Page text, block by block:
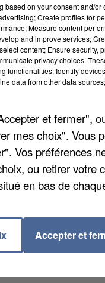
une cérémonie un
papiers
la Seine-et-Marne.
cet instant
based on your consent and/or
Create profiles for
Measure content
and improve services;
content; Ensure security,
privacy choices.
functionalities: Identify
data from other data
et fermer",
mes choix". Vous
Vos préférences
ou retirer votre
en bas de
Accepter et